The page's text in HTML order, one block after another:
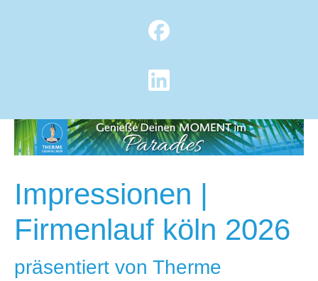
Impressionen |
Firmenlauf köln 2026
präsentiert von Therme